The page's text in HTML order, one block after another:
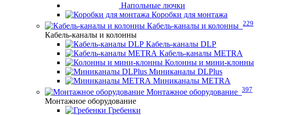
Напольные лючки
Коробки для монтажа
Кабель-каналы и колонны 229
Кабель-каналы и колонны
Кабель-каналы DLP
Кабель-каналы METRA
Колонны и мини-клонны
Миниканалы DLPlus
Миниканалы METRA
Монтажное оборудование 397
Монтажное оборудование
Гребенки